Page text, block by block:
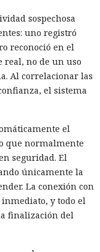
sospechosa
uno registró
reconoció en el
no de un uso
Al correlacionar las
el sistema
el
que normalmente
seguridad. El
únicamente la
La conexión con
inmediato, y todo el
finalización del